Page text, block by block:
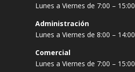
Lunes a Viernes de 7:00 – 15:00
Administración
Lunes a Viernes de 8:00 – 14:00
Comercial
Lunes a Viernes de 7:00 – 15:00